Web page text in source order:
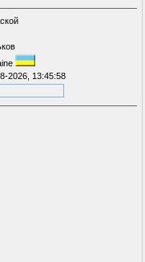
2026, 13:45:58